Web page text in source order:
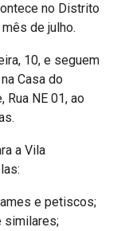
no Distrito
de julho.
10, e seguem
Casa do
Rua NE 01, ao
a Vila
e petiscos;
similares;